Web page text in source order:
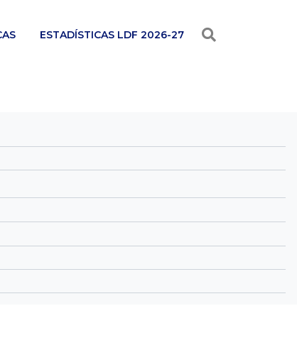
ESTADÍSTICAS LDF 2026-27